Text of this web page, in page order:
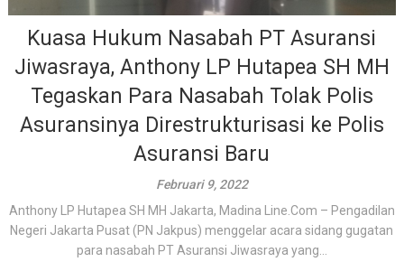
Kuasa Hukum Nasabah PT Asuransi
Jiwasraya, Anthony LP Hutapea SH MH
Tegaskan Para Nasabah Tolak Polis
Asuransinya Direstrukturisasi ke Polis
Asuransi Baru
Februari 9, 2022
Anthony LP Hutapea SH MH Jakarta, Madina Line.Com – Pengadilan
Negeri Jakarta Pusat (PN Jakpus) menggelar acara sidang gugatan
para nasabah PT Asuransi Jiwasraya yang...